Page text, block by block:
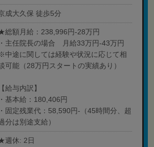
成大久保 徒歩5分
総額月給：238,996円-28万円
・主任院長の場合 月給33万円-43万円
中途に関しては経験や状況に応じて相
可能（28万円スタートの実績あり）
【給与内訳】
・基本給：180,406円
・固定残業代：58,590円-（45時間分、超
分は別途支給）
週休: 2日